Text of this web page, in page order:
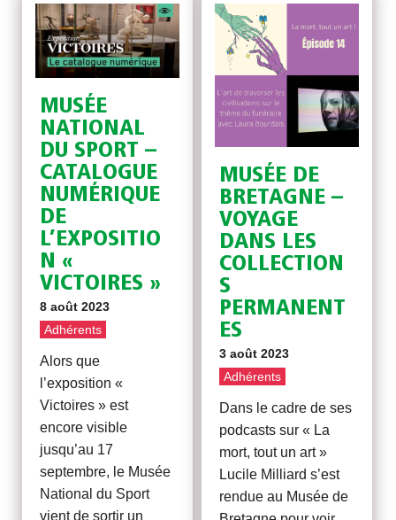
MUSÉE
NATIONAL
DU SPORT –
CATALOGUE
NUMÉRIQUE
DE
L’EXPOSITIO
N «
VICTOIRES »
8 août 2023
Adhérents
Alors que
l’exposition «
Victoires » est
encore visible
jusqu’au 17
septembre, le Musée
National du Sport
vient de sortir un
MUSÉE DE
BRETAGNE –
VOYAGE
DANS LES
COLLECTION
S
PERMANENT
ES
3 août 2023
Adhérents
Dans le cadre de ses
podcasts sur « La
mort, tout un art »
Lucile Milliard s’est
rendue au Musée de